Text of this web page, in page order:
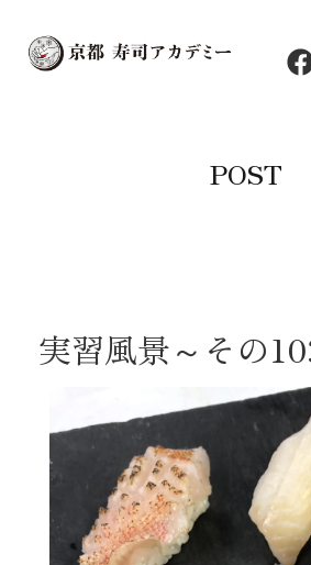
F
POST
実習風景～その